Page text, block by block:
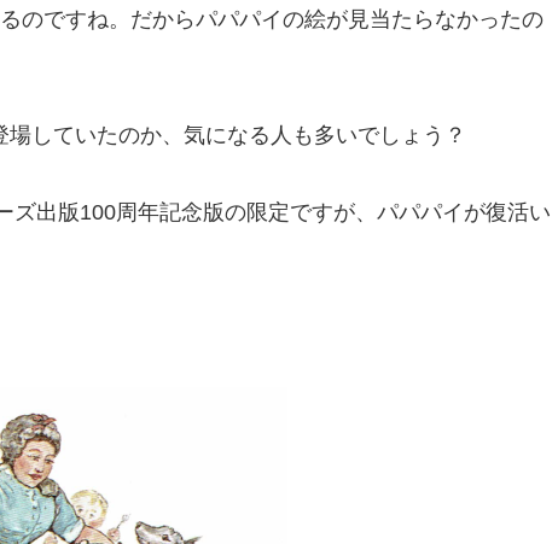
のですね。だからパパパイの絵が見当たらなかったの
していたのか、気になる人も多いでしょう？
ズ出版100周年記念版の限定ですが、パパパイが復活い